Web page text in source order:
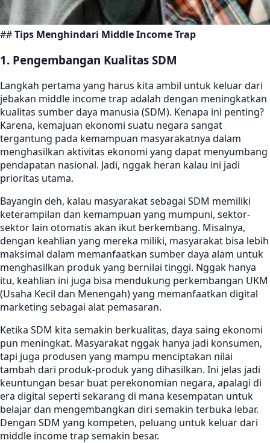
##Tips Menghindari Middle Income Trap
1. Pengembangan Kualitas SDM
Langkah pertama yang harus kita ambil untuk keluar dari
jebakan middle income trap adalah dengan meningkatkan
kualitas sumber daya manusia (SDM). Kenapa ini penting?
Karena, kemajuan ekonomi suatu negara sangat
tergantung pada kemampuan masyarakatnya dalam
menghasilkan aktivitas ekonomi yang dapat menyumbang
pendapatan nasional. Jadi, nggak heran kalau ini jadi
prioritas utama.
Bayangin deh, kalau masyarakat sebagai SDM memiliki
keterampilan dan kemampuan yang mumpuni, sektor-
sektor lain otomatis akan ikut berkembang. Misalnya,
dengan keahlian yang mereka miliki, masyarakat bisa lebih
maksimal dalam memanfaatkan sumber daya alam untuk
menghasilkan produk yang bernilai tinggi. Nggak hanya
itu, keahlian ini juga bisa mendukung perkembangan UKM
(Usaha Kecil dan Menengah) yang memanfaatkan digital
marketing sebagai alat pemasaran.
Ketika SDM kita semakin berkualitas, daya saing ekonomi
pun meningkat. Masyarakat nggak hanya jadi konsumen,
tapi juga produsen yang mampu menciptakan nilai
tambah dari produk-produk yang dihasilkan. Ini jelas jadi
keuntungan besar buat perekonomian negara, apalagi di
era digital seperti sekarang di mana kesempatan untuk
belajar dan mengembangkan diri semakin terbuka lebar.
Dengan SDM yang kompeten, peluang untuk keluar dari
middle income trap semakin besar.